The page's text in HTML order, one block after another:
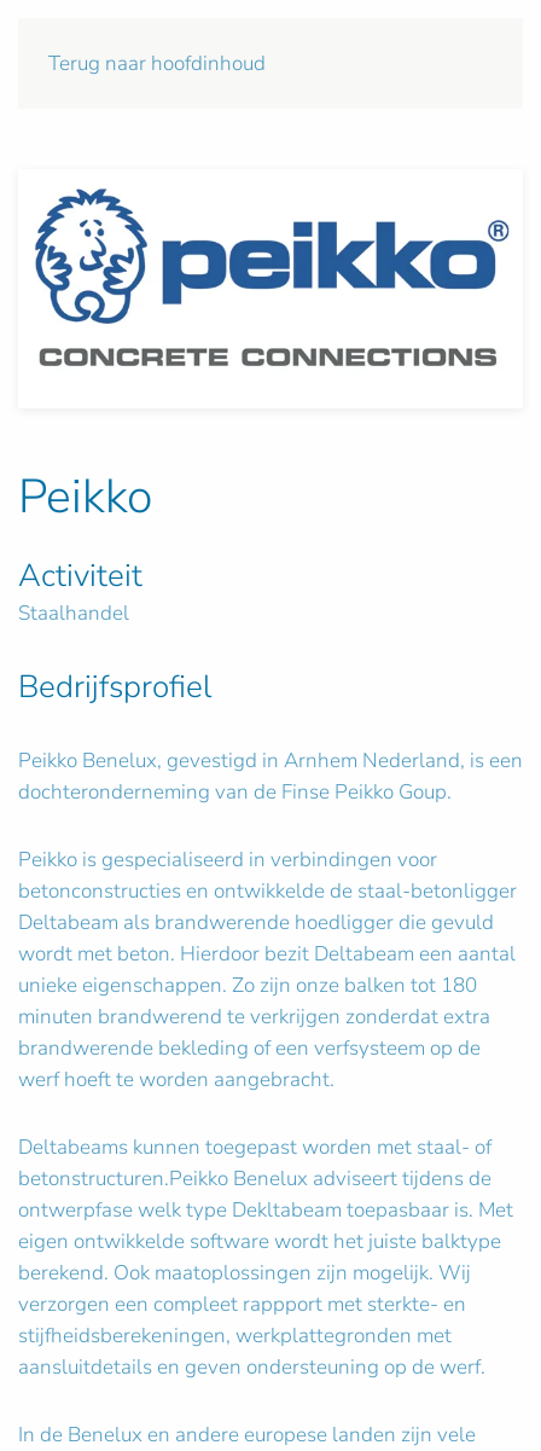
Terug naar hoofdinhoud
Peikko
Activiteit
Staalhandel
Bedrijfsprofiel
Peikko Benelux, gevestigd in Arnhem Nederland, is een
dochteronderneming van de Finse Peikko Goup.
Peikko is gespecialiseerd in verbindingen voor
betonconstructies en ontwikkelde de staal-betonligger
Deltabeam als brandwerende hoedligger die gevuld
wordt met beton. Hierdoor bezit Deltabeam een aantal
unieke eigenschappen. Zo zijn onze balken tot 180
minuten brandwerend te verkrijgen zonderdat extra
brandwerende bekleding of een verfsysteem op de
werf hoeft te worden aangebracht.
Deltabeams kunnen toegepast worden met staal- of
betonstructuren.Peikko Benelux adviseert tijdens de
ontwerpfase welk type Dekltabeam toepasbaar is. Met
eigen ontwikkelde software wordt het juiste balktype
berekend. Ook maatoplossingen zijn mogelijk. Wij
verzorgen een compleet rappport met sterkte- en
stijfheidsberekeningen, werkplattegronden met
aansluitdetails en geven ondersteuning op de werf.
In de Benelux en andere europese landen zijn vele